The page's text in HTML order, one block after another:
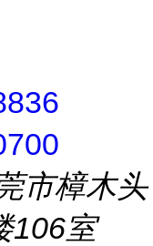
市樟木头
106室